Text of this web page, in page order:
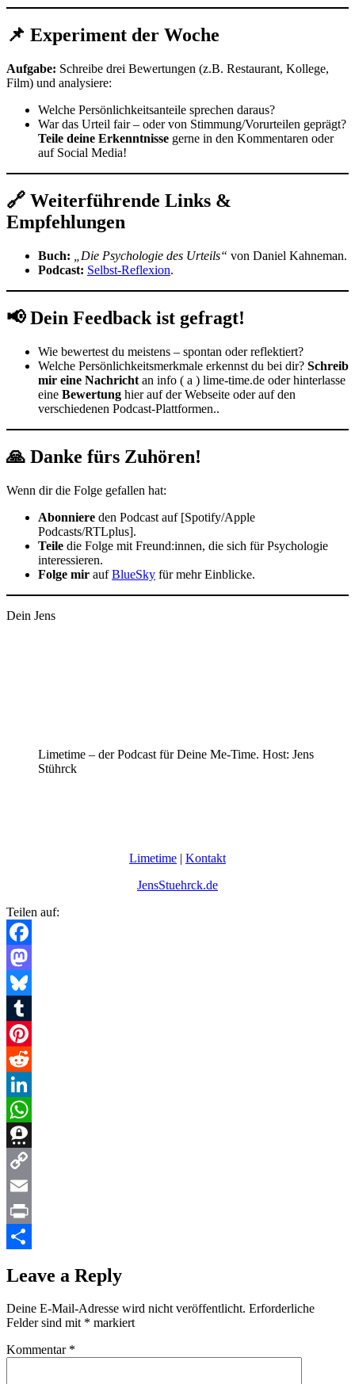
📌 Experiment der Woche
Aufgabe: Schreibe drei Bewertungen (z.B. Restaurant, Kollege,
Film) und analysiere:
Welche Persönlichkeitsanteile sprechen daraus?
War das Urteil fair – oder von Stimmung/Vorurteilen geprägt?
Teile deine Erkenntnisse gerne in den Kommentaren oder
auf Social Media!
🔗 Weiterführende Links &
Empfehlungen
Buch: „Die Psychologie des Urteils“ von Daniel Kahneman.
Podcast: Selbst-Reflexion.
📢 Dein Feedback ist gefragt!
Wie bewertest du meistens – spontan oder reflektiert?
Welche Persönlichkeitsmerkmale erkennst du bei dir? Schreib
mir eine Nachricht an info ( a ) lime-time.de oder hinterlasse
eine Bewertung hier auf der Webseite oder auf den
verschiedenen Podcast-Plattformen..
🙏 Danke fürs Zuhören!
Wenn dir die Folge gefallen hat:
Abonniere den Podcast auf [Spotify/Apple
Podcasts/RTLplus].
Teile die Folge mit Freund:innen, die sich für Psychologie
interessieren.
Folge mir aufBlueSky für mehr Einblicke.
Dein Jens
Limetime – der Podcast für Deine Me-Time. Host: Jens
Stührck
Limetime | Kontakt
JensStuehrck.de
Teilen auf:
Facebook
Mastodon
Bluesky
Tumblr
Pinterest
Reddit
LinkedIn
WhatsApp
Threema
Copy
Link
Email
Print
Leave a Reply
Deine E-Mail-Adresse wird nicht veröffentlicht. Erforderliche
Felder sind mit * markiert
Kommentar *